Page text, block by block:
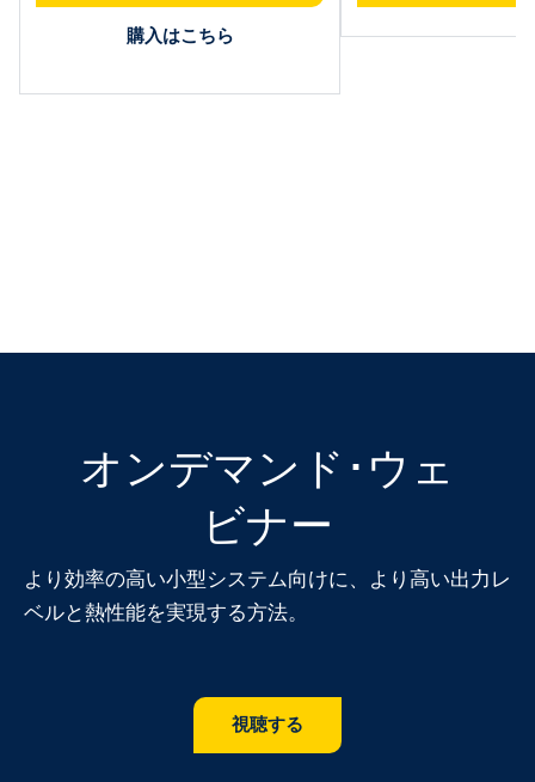
購入はこちら
オンデマンド･ウェ
ビナー
より効率の高い小型システム向けに、より高い出力レ
ベルと熱性能を実現する方法。
視聴する